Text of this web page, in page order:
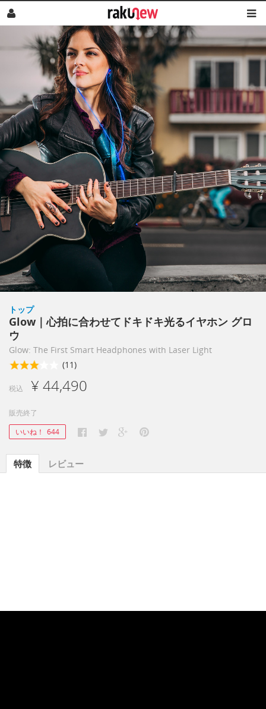
トップ
Glow｜心拍に合わせてドキドキ光るイヤホン グロ
ウ
Glow: The First Smart Headphones with Laser Light
(11)
税込 ¥ 44,490
販売終了
いいね！ 644
特徴 レビュー